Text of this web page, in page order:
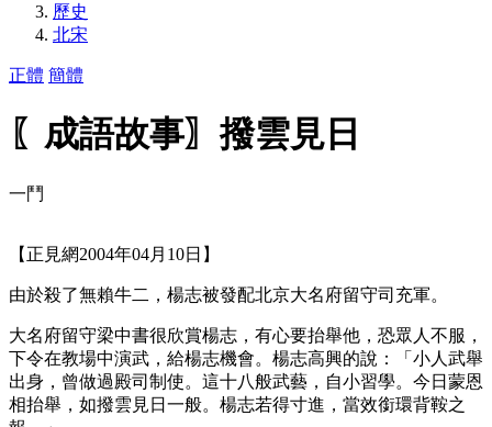
歷史
北宋
正體 簡體
〖成語故事〗撥雲見日
一鬥
【正見網2004年04月10日】
由於殺了無賴牛二，楊志被發配北京大名府留守司充軍。
大名府留守梁中書很欣賞楊志，有心要抬舉他，恐眾人不服，
下令在教場中演武，給楊志機會。楊志高興的說：「小人武舉
出身，曾做過殿司制使。這十八般武藝，自小習學。今日蒙恩
相抬舉，如撥雲見日一般。楊志若得寸進，當效銜環背鞍之